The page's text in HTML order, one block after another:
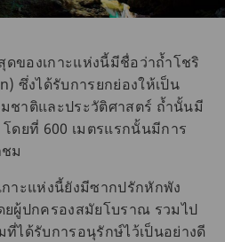
ของเกาะแห่งนี้มีชื่อว่าถ้ำโชริ
ซึ่งได้รับการยกย่องให้เป็น
ชาติและประวัติศาสตร์ ถ้ำนั้นมี
ดยที่ 600 เมตรแรกนั้นมีการ
ม
าะแห่งนี้ยังมีซากปรักหักพัง
ผู้ปกครองสมัยโบราณ รวมไป
ได้รับการอนุรักษ์ไว้เป็นอย่างดี